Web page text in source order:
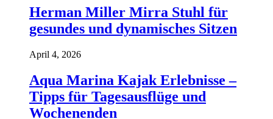
Herman Miller Mirra Stuhl für
gesundes und dynamisches Sitzen
April 4, 2026
Aqua Marina Kajak Erlebnisse –
Tipps für Tagesausflüge und
Wochenenden